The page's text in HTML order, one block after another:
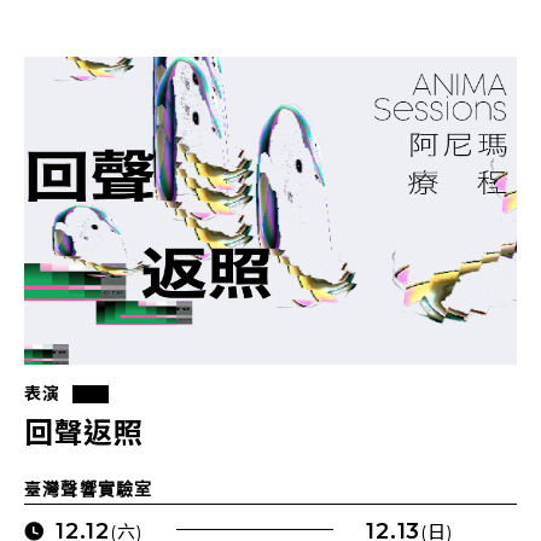
表演
回聲返照
臺灣聲響實驗室
12.12(六) 12.13(日)